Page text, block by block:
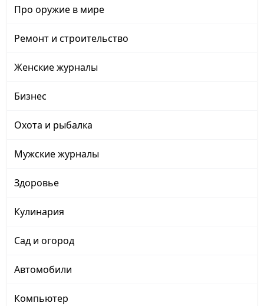
Про оружие в мире
Ремонт и строительство
Женские журналы
Бизнес
Охота и рыбалка
Мужские журналы
Здоровье
Кулинария
Сад и огород
Автомобили
Компьютер